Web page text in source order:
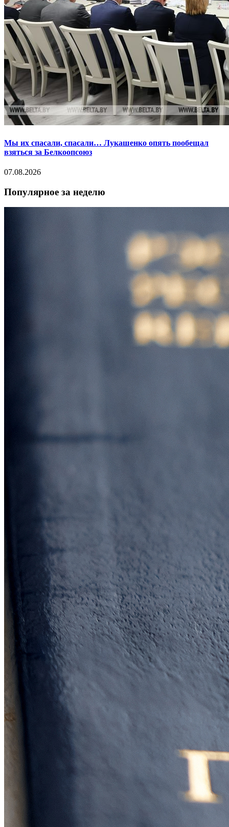
Мы их спасали, спасали… Лукашенко опять пообещал
взяться за Белкоопсоюз
07.08.2026
Популярное за неделю